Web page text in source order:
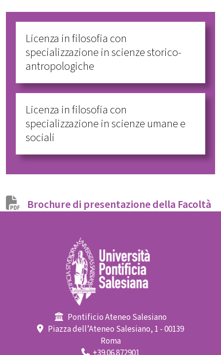
Licenza in filosofia con
specializzazione in scienze storico-
antropologiche
Licenza in filosofia con
specializzazione in scienze umane e
sociali
Brochure di presentazione della Facoltà
Pontificio Ateneo Salesiano
Piazza dell’Ateneo Salesiano, 1 - 00139
Roma